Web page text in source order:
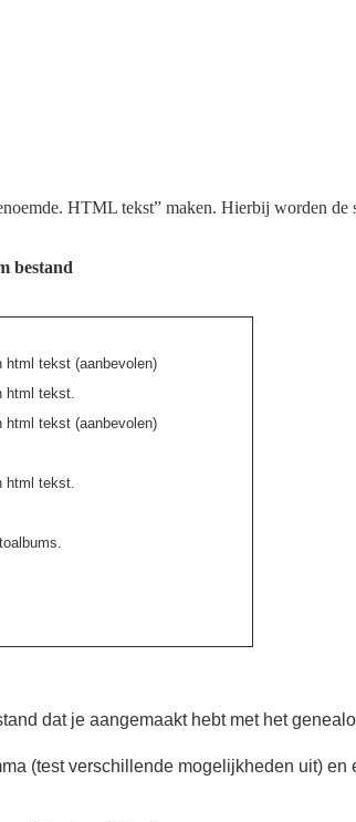
HTML tekst” maken. Hierbij worden de
bestand
html tekst (aanbevolen)
html tekst.
html tekst (aanbevolen)
html tekst.
dat je aangemaakt hebt met het
(test verschillende mogelijkheden uit) en